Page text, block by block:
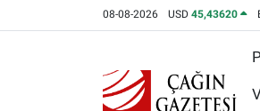
08-08-2026 USD45,43620
Nöbetçi Eczaneler